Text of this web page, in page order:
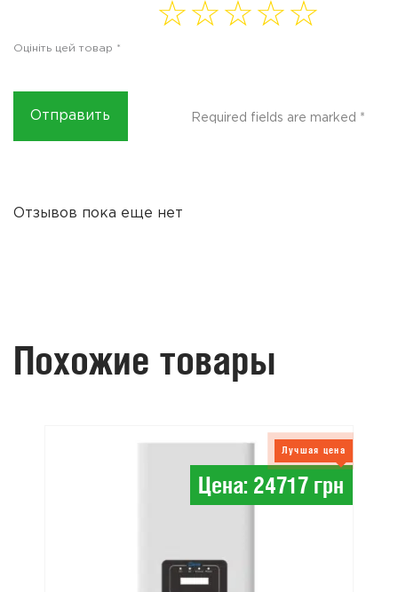
Required fields are marked *
Оцініть цей товар *
1 of
2 of
3 of
4
5 of
Отзывов пока еще нет
Похожие товары
Цена: 24717 грн
Лучшая цена